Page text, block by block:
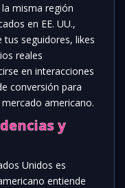
misma región
en EE. UU.,
seguidores, likes
reales
en interacciones
conversión para
americano.
y
Unidos es
entiende